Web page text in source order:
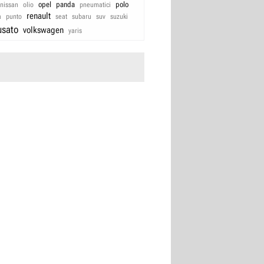
nissan olio opel panda pneumatici polo
punto renault seat subaru suv suzuki
volkswagen yaris